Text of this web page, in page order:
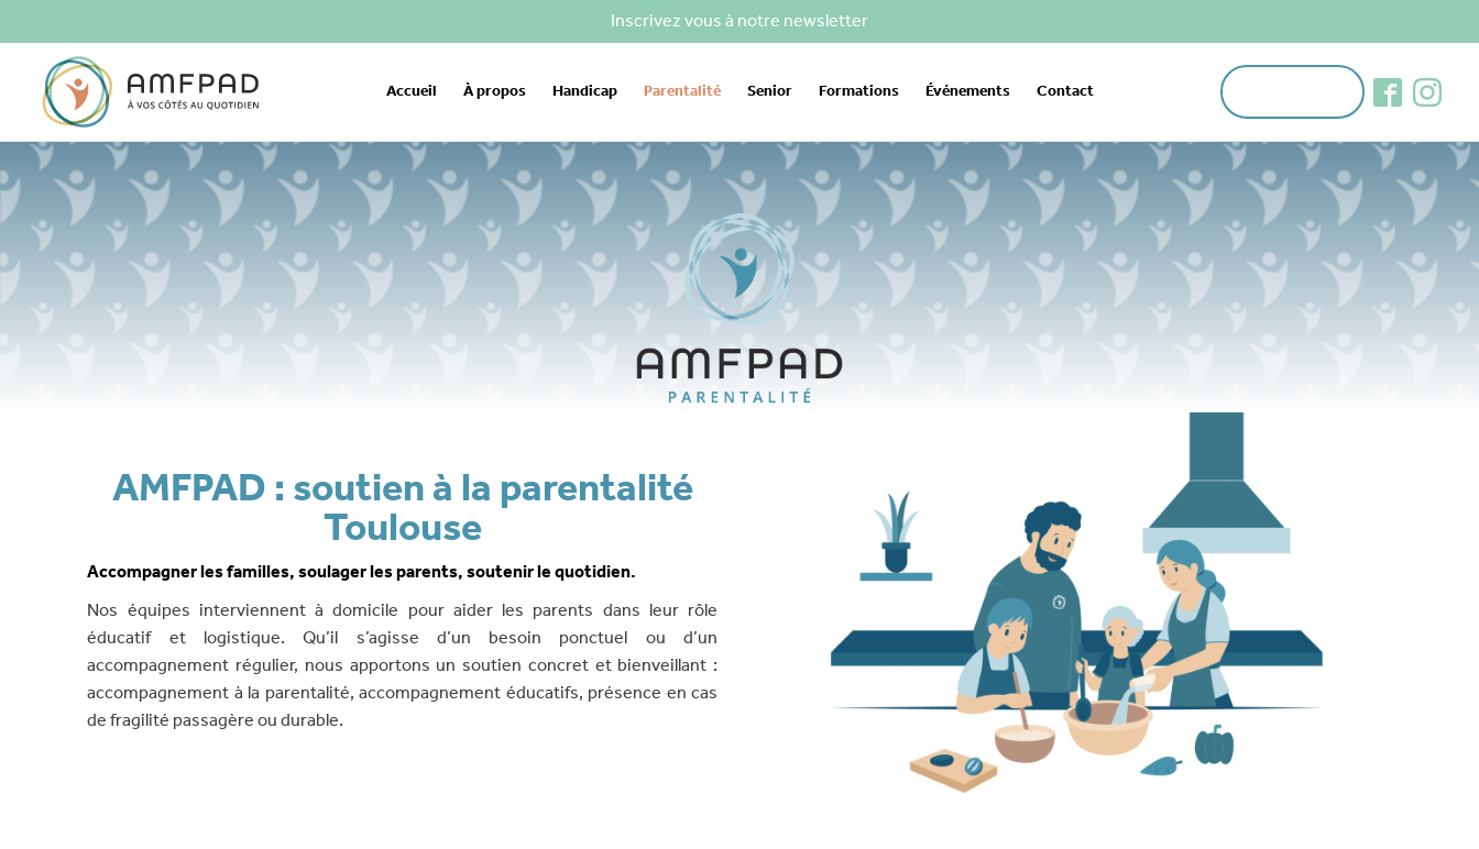
Inscrivez vous à notre newsletter
Accueil À propos Handicap Parentalité Senior Formations Événements Contact
AMFPAD : soutien à la parentalité
Toulouse
Accompagner les familles, soulager les parents, soutenir le quotidien.
Nos équipes interviennent à domicile pour aider les parents dans leur rôle
éducatif et logistique. Qu’il s’agisse d’un besoin ponctuel ou d’un
accompagnement régulier, nous apportons un soutien concret et bienveillant :
accompagnement à la parentalité, accompagnement éducatifs, présence en cas
de fragilité passagère ou durable.